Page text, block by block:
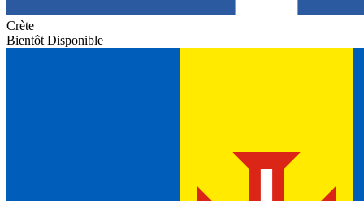
Crète
Bientôt Disponible